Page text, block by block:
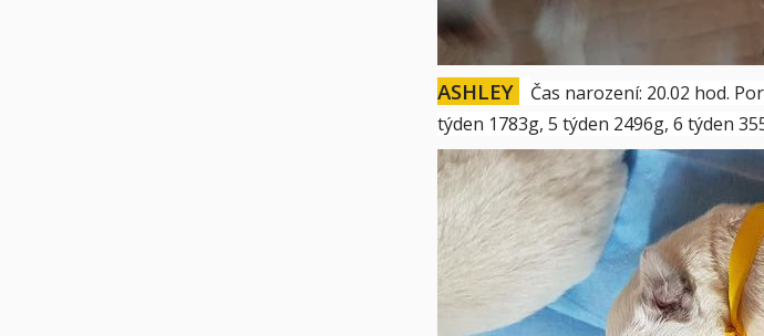
ASHLEY
Čas narození: 20.02 hod.
týden 1783g, 5 týden 2496g, 6 týden